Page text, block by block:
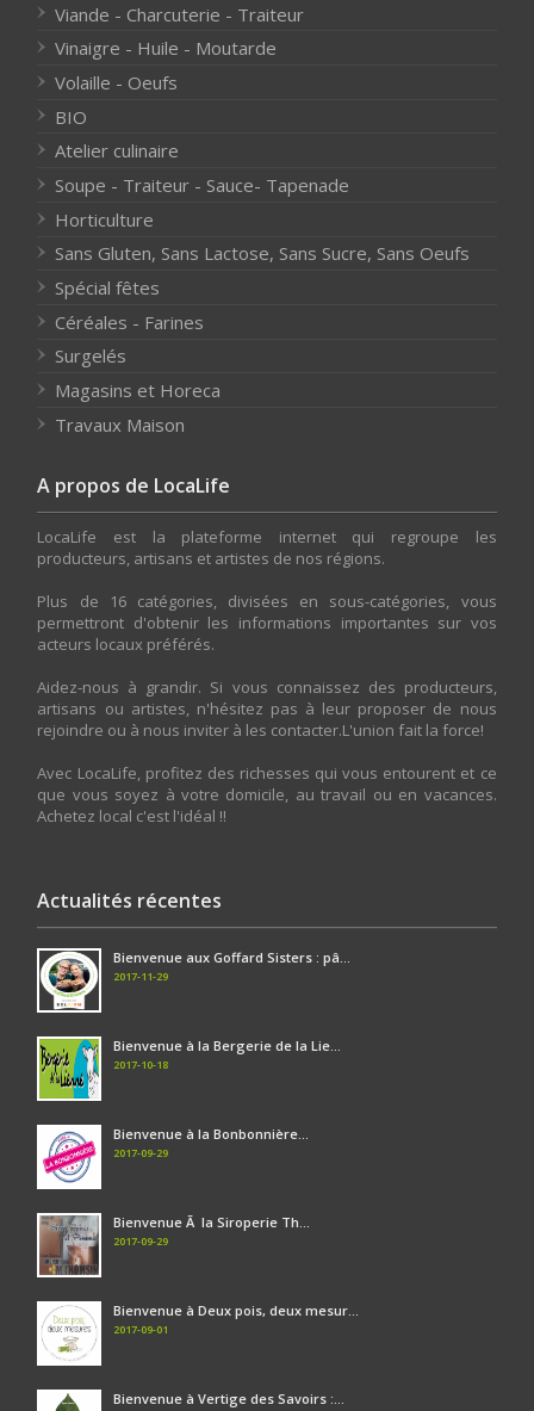
Viande - Charcuterie - Traiteur
Vinaigre - Huile - Moutarde
Volaille - Oeufs
BIO
Atelier culinaire
Soupe - Traiteur - Sauce- Tapenade
Horticulture
Sans Gluten, Sans Lactose, Sans Sucre, Sans Oeufs
Spécial fêtes
Céréales - Farines
Surgelés
Magasins et Horeca
Travaux Maison
A propos de LocaLife
LocaLife est la plateforme internet qui regroupe les
producteurs, artisans et artistes de nos régions.
Plus de 16 catégories, divisées en sous-catégories, vous
permettront d'obtenir les informations importantes sur vos
acteurs locaux préférés.
Aidez-nous à grandir. Si vous connaissez des producteurs,
artisans ou artistes, n'hésitez pas à leur proposer de nous
rejoindre ou à nous inviter à les contacter.L'union fait la force!
Avec LocaLife, profitez des richesses qui vous entourent et ce
que vous soyez à votre domicile, au travail ou en vacances.
Achetez local c'est l'idéal !!
Actualités récentes
Bienvenue aux Goffard Sisters : pâ...
2017-11-29
Bienvenue à la Bergerie de la Lie...
2017-10-18
Bienvenue à la Bonbonnière...
2017-09-29
Bienvenue Ã la Siroperie Th...
2017-09-29
Bienvenue à Deux pois, deux mesur...
2017-09-01
Bienvenue à Vertige des Savoirs :...